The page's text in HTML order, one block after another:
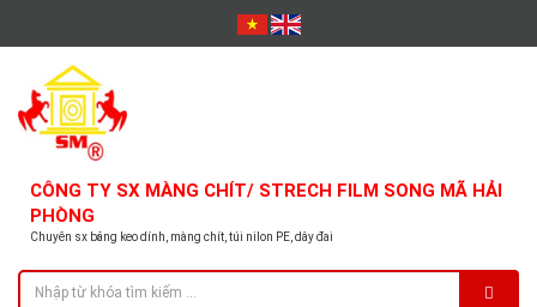
CÔNG TY SX MÀNG CHÍT/ STRECH FILM SONG MÃ HẢI
PHÒNG
Chuyên sx băng keo dính, màng chít, túi nilon PE, dây đai